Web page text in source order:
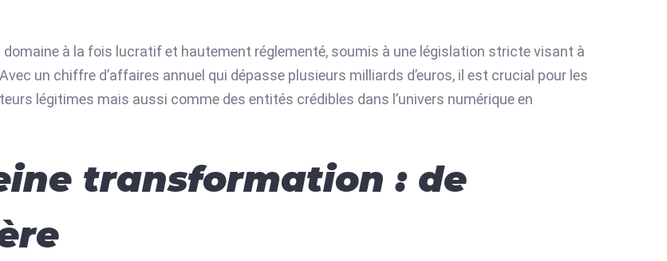
à la fois lucratif et hautement réglementé, soumis à une législation stricte visant à
un chiffre d’affaires annuel qui dépasse plusieurs milliards d’euros, il est crucial pour les
légitimes mais aussi comme des entités crédibles dans l’univers numérique en
transformation : de